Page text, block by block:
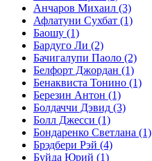
Анчаров Михаил (3)
Афлатуни Сухбат (1)
Баошу (1)
Бардуго Ли (2)
Бачигалупи Паоло (2)
Белфорт Джордан (1)
Бенаквиста Тонино (1)
Березин Антон (1)
Болдаччи Дэвид (3)
Болл Джесси (1)
Бондаренко Светлана (1)
Брэдбери Рэй (4)
Буйда Юрий (1)